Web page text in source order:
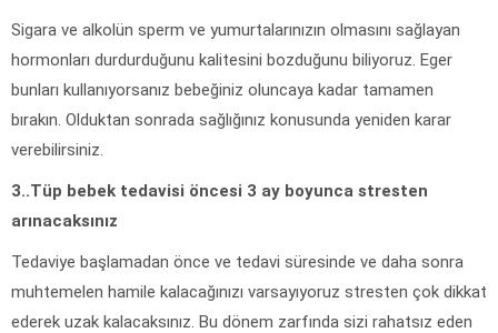
Sigara ve alkolün sperm ve yumurtalarınızın olmasını sağlayan
hormonları durdurduğunu kalitesini bozduğunu biliyoruz. Eger
bunları kullanıyorsanız bebeğiniz oluncaya kadar tamamen
bırakın. Olduktan sonrada sağlığınız konusunda yeniden karar
verebilirsiniz.
3..Tüp bebek tedavisi öncesi 3 ay boyunca stresten
arınacaksınız
Tedaviye başlamadan önce ve tedavi süresinde ve daha sonra
muhtemelen hamile kalacağınızı varsayıyoruz stresten çok dikkat
ederek uzak kalacaksınız. Bu dönem zarfında sizi rahatsız eden